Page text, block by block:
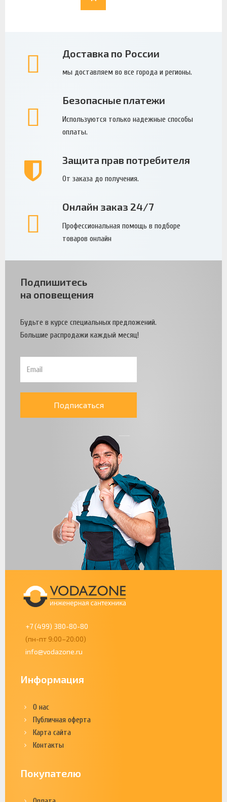
Доставка по России
мы доставляем во все города и регионы.
Безопасные платежи
Используются только надежные способы
оплаты.
Защита прав потребителя
От заказа до получения.
Онлайн заказ 24/7
Профессиональная помощь в подборе
товаров онлайн
Подпишитесь
на оповещения
Будьте в курсе специальных предложений.
Большие распродажи каждый месяц!
Подписаться
+7 (499) 380-80-80
(пн-пт 9:00–20:00)
info@vodazone.ru
Информация
О нас
Публичная оферта
Карта сайта
Контакты
Покупателю